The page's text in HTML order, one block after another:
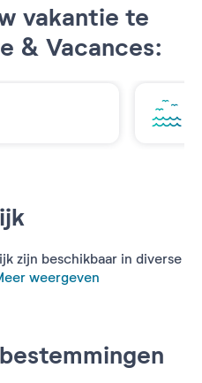
zijn beschikbaar in diverse
weergeven
vakantie te
& Vacances: